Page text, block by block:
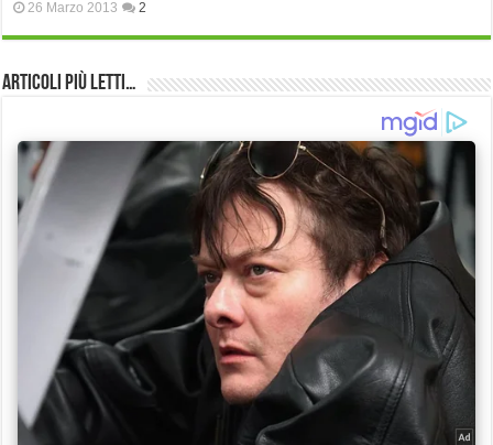
26 Marzo 2013 2
Articoli più Letti…